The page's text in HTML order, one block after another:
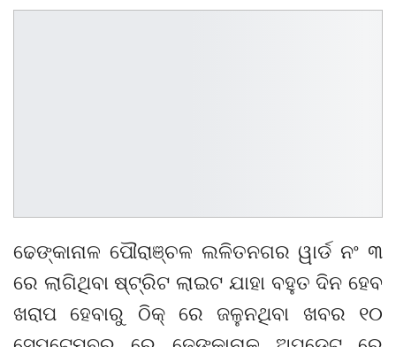
ଢେଙ୍କାନାଳ ପୌରାଞ୍ଚଳ ଲଳିତନଗର ୱାର୍ଡ ନଂ ୩
ରେ ଲାଗିଥିବା ଷ୍ଟ୍ରିଟ ଲାଇଟ ଯାହା ବହୁତ ଦିନ ହେବ
ଖରାପ ହେବାରୁ ଠିକ୍ ରେ ଜଳୁନଥିବା ଖବର ୧୦